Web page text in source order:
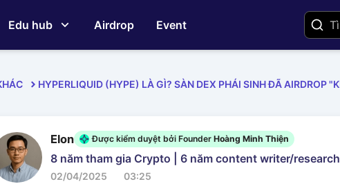
Edu hub Airdrop Event
HYPERLIQUID (HYPE) LÀ GÌ? SÀN DEX PHÁI SINH ĐÃ AIRDROP
Elon Được kiểm duyệt bởi Founder Hoàng Minh Thiện
8 năm tham gia Crypto | 6 năm content writer/
02/04/2025 03:25